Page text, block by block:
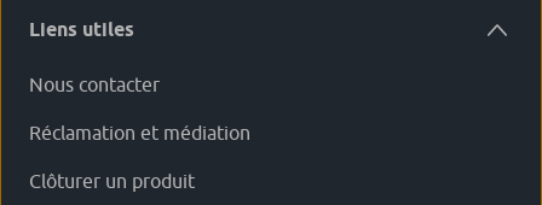
Liens utiles
Nous contacter
Réclamation et médiation
Clôturer un produit